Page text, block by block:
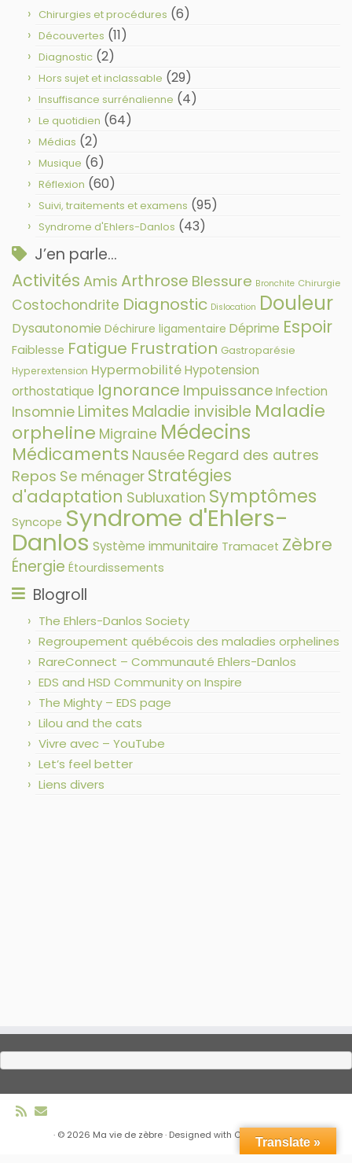
Chirurgies et procédures (6)
Découvertes (11)
Diagnostic (2)
Hors sujet et inclassable (29)
Insuffisance surrénalienne (4)
Le quotidien (64)
Médias (2)
Musique (6)
Réflexion (60)
Suivi, traitements et examens (95)
Syndrome d'Ehlers-Danlos (43)
J’en parle…
Activités Amis Arthrose Blessure Bronchite Chirurgie
Costochondrite Diagnostic Dislocation Douleur
Dysautonomie Déchirure ligamentaire Déprime Espoir
Faiblesse Fatigue Frustration Gastroparésie
Hyperextension HypermobilitéHypotension
orthostatique Ignorance ImpuissanceInfection
Insomnie Limites Maladie invisible Maladie
orpheline Migraine Médecins
Médicaments Nausée Regard des autres
Repos Se ménager Stratégies
d'adaptation Subluxation Symptômes
Syncope Syndrome d'Ehlers-
Danlos Système immunitaire Tramacet Zèbre
Énergie Étourdissements
Blogroll
The Ehlers-Danlos Society
Regroupement québécois des maladies orphelines
RareConnect – Communauté Ehlers-Danlos
EDS and HSD Community on Inspire
The Mighty – EDS page
Lilou and the cats
Vivre avec – YouTube
Let’s feel better
Liens divers
· © 2026 Ma vie de zèbre· Designed with Customizr Pro
Translate »